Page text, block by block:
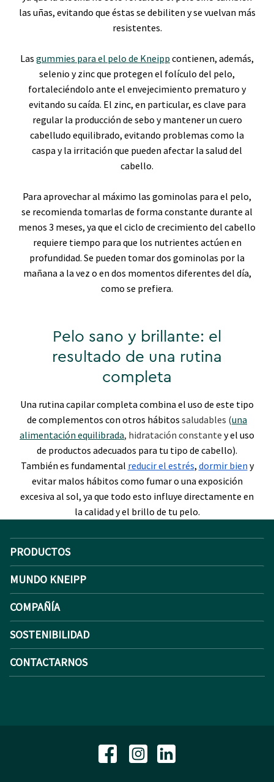
las uñas, evitando que éstas se debiliten y se vuelvan más
resistentes.
Las gummies para el pelo de Kneipp contienen, además,
selenio y zinc que protegen el folículo del pelo,
fortaleciéndolo ante el envejecimiento prematuro y
evitando su caída. El zinc, en particular, es clave para
regular la producción de sebo y mantener un cuero
cabelludo equilibrado, evitando problemas como la
caspa y la irritación que pueden afectar la salud del
cabello.
Para aprovechar al máximo las gominolas para el pelo,
se recomienda tomarlas de forma constante durante al
menos 3 meses, ya que el ciclo de crecimiento del cabello
requiere tiempo para que los nutrientes actúen en
profundidad. Se pueden tomar dos gominolas por la
mañana a la vez o en dos momentos diferentes del día,
como se prefiera.
Pelo sano y brillante: el
resultado de una rutina
completa
Una rutina capilar completa combina el uso de este tipo
de complementos con otros hábitos saludables (una
alimentación equilibrada, hidratación constante y el uso
de productos adecuados para tu tipo de cabello).
También es fundamental reducir el estrés, dormir bien y
evitar malos hábitos como fumar o una exposición
excesiva al sol, ya que todo esto influye directamente en
la calidad y el brillo de tu pelo.
PRODUCTOS
MUNDO KNEIPP
COMPAÑÍA
SOSTENIBILIDAD
CONTACTARNOS